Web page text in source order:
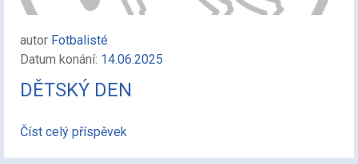
autor Fotbalisté
Datum konání: 14.06.2025
DĚTSKÝ DEN
Číst celý příspěvek